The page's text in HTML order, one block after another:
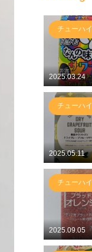
2025.03.24
チューハイ
2025.05.11
チューハイ
2025.09.05
チューハイ